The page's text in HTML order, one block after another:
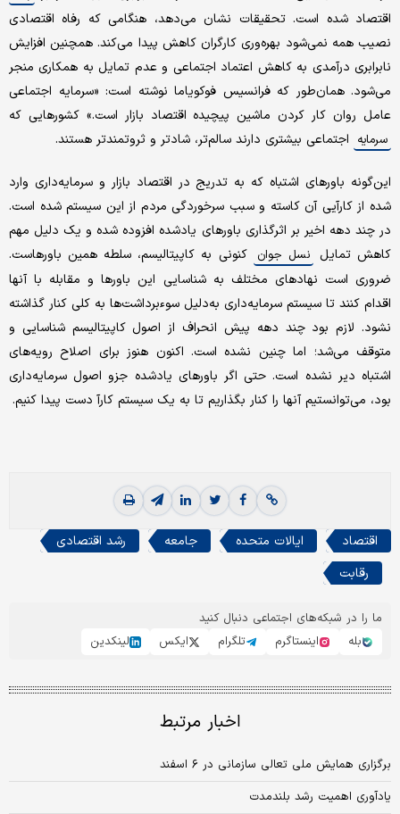
اقتصاد شده است. تحقیقات نشان می‌دهد، هنگامی که رفاه اقتصادی
نصیب همه نمی‌شود بهره‌وری کارگران کاهش پیدا می‌کند. همچنین افزایش
نابرابری درآمدی به کاهش اعتماد اجتماعی و عدم تمایل به همکاری منجر
می‌شود. همان‌طور که فرانسیس فوکویاما نوشته است: «سرمایه اجتماعی
عامل روان کار کردن ماشین پیچیده اقتصاد بازار است.» کشورهایی که
سرمایه اجتماعی بیشتری دارند سالم‌تر، شادتر و ثروتمند‌تر هستند.
این‌گونه باورهای اشتباه که به تدریج در اقتصاد بازار و سرمایه‌داری وارد
شده از کارآیی آن کاسته و سبب سرخوردگی مردم از این سیستم شده است.
در چند دهه اخیر بر اثرگذاری باورهای یادشده افزوده شده و یک دلیل مهم
کاهش تمایل
نسل جوان کنونی به کاپیتالیسم، سلطه همین باورهاست.
ضروری است نهادهای مختلف به شناسایی این باورها و مقابله با آنها
اقدام کنند تا سیستم سرمایه‌داری به‌دلیل سوء‌برداشت‌ها به کلی کنار گذاشته
نشود. لازم بود چند دهه پیش انحراف از اصول کاپیتالیسم شناسایی و
متوقف می‌شد؛ اما چنین نشده است. اکنون هنوز برای اصلاح رویه‌های
اشتباه دیر نشده است. حتی اگر باورهای یادشده جزو اصول سرمایه‌داری
بود، می‌توانستیم آنها را کنار ‌بگذاریم تا به یک سیستم کارآ دست پیدا کنیم.
اقتصاد ایالات متحده جامعه
رشد اقتصادی
رقابت
ما را در شبکه‌های اجتماعی دنبال کنید
بله
اینستاگرم تلگرام ایکس لینکدین
اخبار مرتبط
برگزاری همایش ملی تعالی سازمانی در ۶ اسفند
یادآوری اهمیت رشد بلندمدت